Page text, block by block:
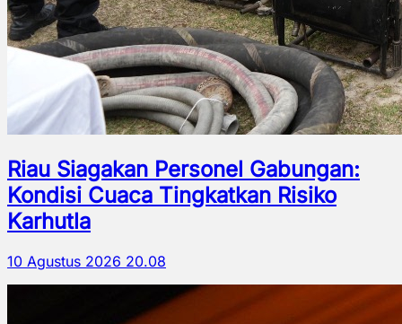
Riau Siagakan Personel Gabungan:
Kondisi Cuaca Tingkatkan Risiko
Karhutla
10 Agustus 2026 20.08